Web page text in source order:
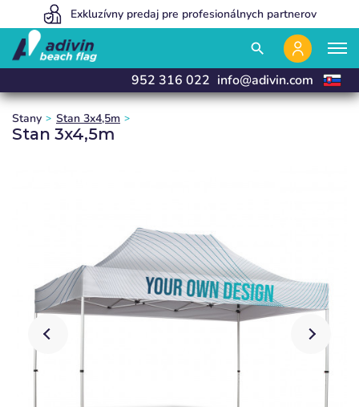
Vyrábame a dodávame do 24 hodín
Exkluzívny predaj pre profesionálnych partnerov
Naše ceny sú tak nízke, pretože predávame 100% online
search
952 316 022 info@adivin.com
Stany Stan 3x4,5m
Stan 3x4,5m